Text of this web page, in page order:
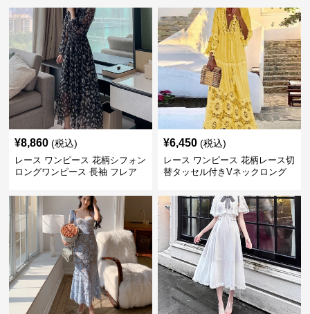
¥8,860 (税込)
レース ワンピース 花柄シフォン
ロングワンピース 長袖 フレア
¥6,450 (税込)
レース ワンピース 花柄レース切
替タッセル付きVネックロング